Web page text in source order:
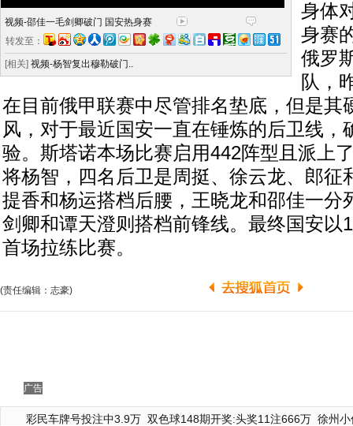
视频-邵佳一毛剑卿破门 国安热身赛
转发至：
[相关] 视频-杨智复出穆勒破门..
身体
身赛
俄罗
队，
在目前俄甲联赛中尽管排名垫底，但是其
风，对于最近国安一直在锤炼的后卫线，
验。斯塔诺本场比赛启用442阵型且派上
将杨智，四名后卫是周挺、徐云龙、郎征
提香和杨运搭档后腰，王晓龙和邵佳一分
剑卿和谭天澄则搭档前锋线。最终国安以
首场拉练比赛。
(责任编辑：志豪)
广告
彩民车牌号投注中3.9万 双色球148期开奖:头奖11注666万 徐州